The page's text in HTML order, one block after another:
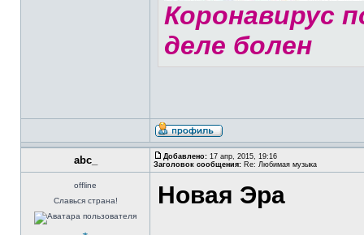
Коронавирус
деле болен
abc_ Добавлено: 17 апр, 2015, 19:16
Заголовок сообщения: Re: Любимая музыка
offline
Славься страна!
Новая Эра